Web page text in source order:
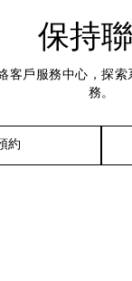
保持
客戶服務中心，探
務。
約